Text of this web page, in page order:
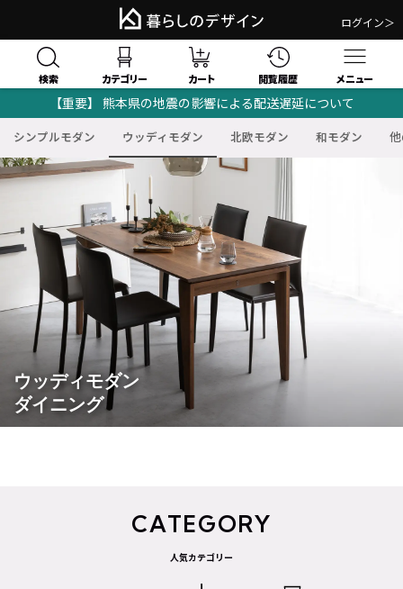
ログイン＞
検索 カテゴリー カート 閲覧履歴 メニュー
【重要】 熊本県の地震の影響による配送遅延について
シンプルモダン ウッディモダン 北欧モダン 和モダン
ウッディモダン
ダイニング
CATEGORY
人気カテゴリー